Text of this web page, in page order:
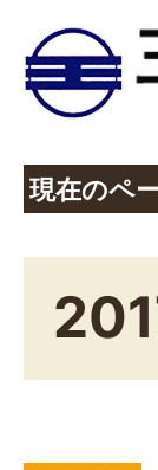
現在のペ